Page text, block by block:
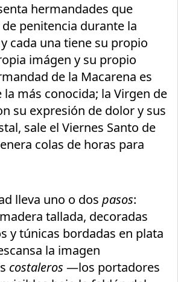
hermandades que
penitencia durante la
cada una tiene su propio
imágen y su propio
de la Macarena es
más conocida; la Virgen de
su expresión de dolor y sus
sale el Viernes Santo de
colas de horas para
lleva uno o dospasos:
tallada, decoradas
y túnicas bordadas en plata
la imagen
costaleros —los portadores